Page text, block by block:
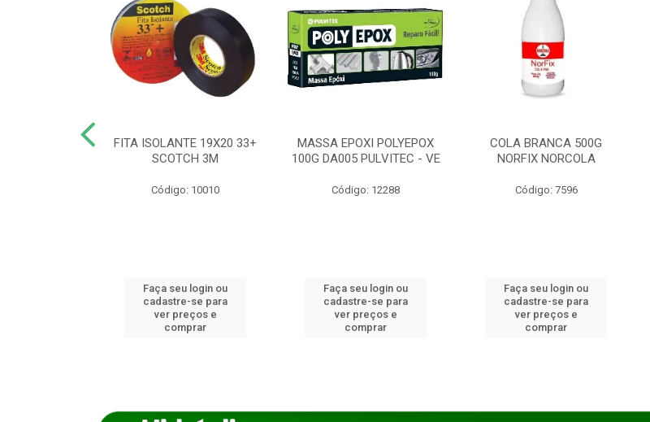
FITA ISOLANTE 19X20 33+
SCOTCH 3M
Código: 10010
Faça seu login ou
cadastre-se para
ver preços e
comprar
MASSA EPOXI POLYEPOX
100G DA005 PULVITEC - VE
Código: 12288
Faça seu login ou
cadastre-se para
ver preços e
comprar
COLA BRANCA 500G
NORFIX NORCOLA
Código: 7596
Faça seu login ou
cadastre-se para
ver preços e
comprar